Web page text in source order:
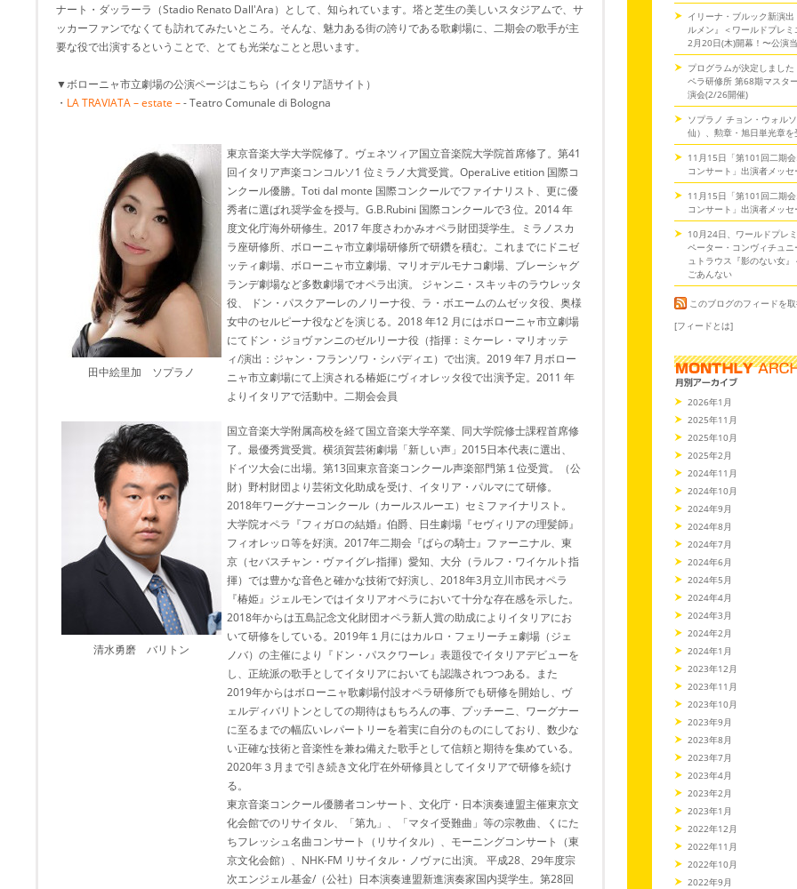
ナート・ダッラーラ（Stadio Renato Dall'Ara）として、知られています。塔と芝生の美しいスタジアムで、サ
ッカーファンでなくても訪れてみたいところ。そんな、魅力ある街の誇りである歌劇場に、二期会の歌手が主
要な役で出演するということで、とても光栄なことと思います。
▼ボローニャ市立劇場の公演ページはこちら（イタリア語サイト）
・ LA TRAVIATA – estate –- Teatro Comunale di Bologna
田中絵里加 ソプラノ
東京音楽大学大学院修了。ヴェネツィア国立音楽院大学院首席修了。第41
回イタリア声楽コンコルソ1 位ミラノ大賞受賞。OperaLive etition 国際コ
ンクール優勝。Toti dal monte 国際コンクールでファイナリスト、更に優
秀者に選ばれ奨学金を授与。G.B.Rubini 国際コンクールで3 位。2014 年
度文化庁海外研修生。2017 年度さわかみオペラ財団奨学生。ミラノスカ
ラ座研修所、ボローニャ市立劇場研修所で研鑽を積む。これまでにドニゼ
ッティ劇場、ボローニャ市立劇場、マリオデルモナコ劇場、ブレーシャグ
ランデ劇場など多数劇場でオペラ出演。 ジャンニ・スキッキのラウレッタ
役、 ドン・パスクアーレのノリーナ役、ラ・ボエームのムゼッタ役、奥様
女中のセルピーナ役などを演じる。2018 年12 月にはボローニャ市立劇場
にてドン・ジョヴァンニのゼルリーナ役（指揮：ミケーレ・マリオッテ
ィ/演出：ジャン・フランソワ・シバディエ）で出演。2019 年7 月ボロー
ニャ市立劇場にて上演される椿姫にヴィオレッタ役で出演予定。2011 年
よりイタリアで活動中。二期会会員
清水勇磨 バリトン
国立音楽大学附属高校を経て国立音楽大学卒業、同大学院修士課程首席修
了。最優秀賞受賞。横須賀芸術劇場「新しい声」2015日本代表に選出、
ドイツ大会に出場。第13回東京音楽コンクール声楽部門第１位受賞。（公
財）野村財団より芸術文化助成を受け、イタリア・パルマにて研修。
2018年ワーグナーコンクール（カールスルーエ）セミファイナリスト。
大学院オペラ『フィガロの結婚』伯爵、日生劇場『セヴィリアの理髪師』
フィオレッロ等を好演。2017年二期会『ばらの騎士』ファーニナル、東
京（セバスチャン・ヴァイグレ指揮）愛知、大分（ラルフ・ワイケルト指
揮）では豊かな音色と確かな技術で好演し、2018年3月立川市民オペラ
『椿姫』ジェルモンではイタリアオペラにおいて十分な存在感を示した。
2018年からは五島記念文化財団オペラ新人賞の助成によりイタリアにお
いて研修をしている。2019年１月にはカルロ・フェリーチェ劇場（ジェ
ノバ）の主催により『ドン・パスクワーレ』表題役でイタリアデビューを
し、正統派の歌手としてイタリアにおいても認識されつつある。また
2019年からはボローニャ歌劇場付設オペラ研修所でも研修を開始し、ヴ
ェルディバリトンとしての期待はもちろんの事、プッチーニ、ワーグナー
に至るまでの幅広いレパートリーを着実に自分のものにしており、数少な
い正確な技術と音楽性を兼ね備えた歌手として信頼と期待を集めている。
2020年３月まで引き続き文化庁在外研修員としてイタリアで研修を続け
る。
東京音楽コンクール優勝者コンサート、文化庁・日本演奏連盟主催東京文
化会館でのリサイタル、「第九」、「マタイ受難曲」等の宗教曲、くにた
ちフレッシュ名曲コンサート（リサイタル）、モーニングコンサート（東
京文化会館）、NHK-FM リサイタル・ノヴァに出演。 平成28、29年度宗
次エンジェル基金/（公社）日本演奏連盟新進演奏家国内奨学生。第28回
イリーナ・ブルック新演出
ルメン』＜ワールドプレミ
2月20日(木)開幕！〜公演
プログラムが決定しました
ペラ研修所 第68期マスタ
演会(2/26開催)
ソプラノ チョン・ウォル
仙）、勲章・旭日単光章を
11月15日「第101回二期
コンサート」出演者メッセ
11月15日「第101回二期
コンサート」出演者メッセ
10月24日、ワールドプレミ
ペーター・コンヴィチュニ
ュトラウス『影のない女
ごあんない
このブログのフィードを
[フィードとは]
2026年1月
2025年11月
2025年10月
2025年2月
2024年11月
2024年10月
2024年9月
2024年8月
2024年7月
2024年6月
2024年5月
2024年4月
2024年3月
2024年2月
2024年1月
2023年12月
2023年11月
2023年10月
2023年9月
2023年8月
2023年7月
2023年4月
2023年2月
2023年1月
2022年12月
2022年11月
2022年10月
2022年9月